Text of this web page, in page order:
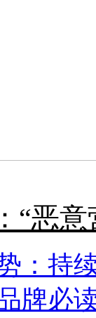
“恶
：持
牌必